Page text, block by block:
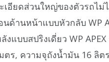
เอียดส่วนใหญ่ของตัวรถไ
นด้านหน้าแบบหัวกลับ WP
งแบบสปริงเดี่ยว WP
ตร, ความจุถังน้ำมัน 16 ลิ